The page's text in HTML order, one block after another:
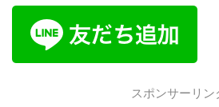
スポンサーリン